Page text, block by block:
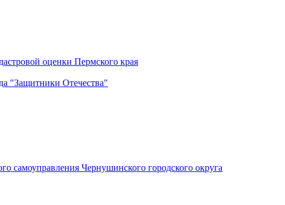
оценки Пермского края
"Защитники Отечества"
самоуправления Чернушинского городского округа